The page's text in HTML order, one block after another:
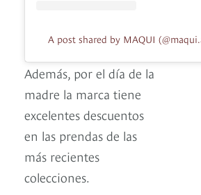
A post shared by MAQUI
Además, por el día de la
madre la marca tiene
excelentes descuentos
en las prendas de las
más recientes
colecciones.